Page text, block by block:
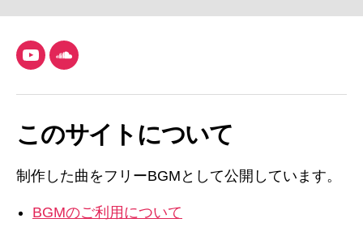
YouTubeSoundCloud
このサイトについて
制作した曲をフリーBGMとして公開しています。
BGMのご利用について